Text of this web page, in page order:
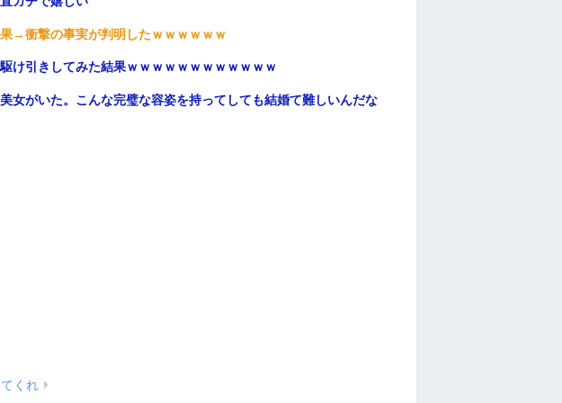
→衝撃の事実が判明したｗｗｗｗｗｗ
け引きしてみた結果ｗｗｗｗｗｗｗｗｗｗｗｗ
女がいた。こんな完璧な容姿を持ってしても結婚て難しいんだな
くれ